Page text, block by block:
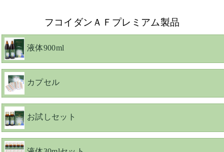
フコイダンＡＦプレミアム製品
液体900ml
カプセル
お試しセット